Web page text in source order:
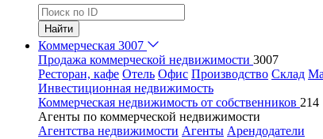
Найти
Коммерческая 3007
Продажа коммерческой недвижимости 3007
Ресторан, кафе Отель Офис Производство Склад
Инвестиционная недвижимость
Коммерческая недвижимость от собственников 214
Агенты по коммерческой недвижимости
Агентства недвижимости Агенты Арендодатели